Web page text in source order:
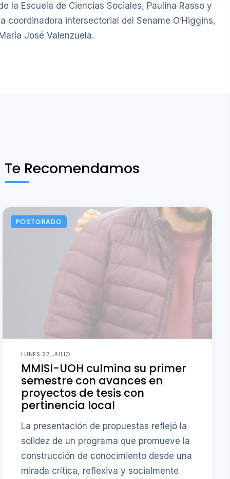
la Escuela de Ciencias Sociales, Paulina Rasso y
coordinadora intersectorial del Sename O’Higgins,
José Valenzuela.
Te Recomendamos
POSTGRADO
LUNES 27, JULIO
MMISI-UOH culmina su primer
semestre con avances en
proyectos de tesis con
pertinencia local
La presentación de propuestas reflejó la
solidez de un programa que promueve la
construcción de conocimiento desde una
mirada crítica, reflexiva y socialmente